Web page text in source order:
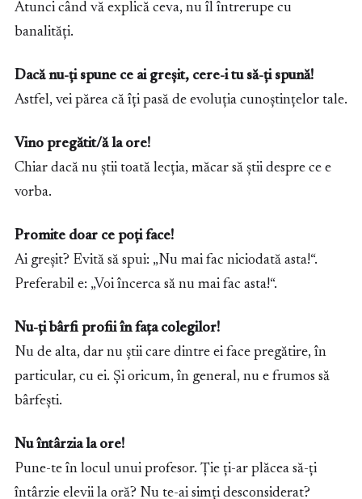
Atunci când vă explică ceva, nu îl întrerupe cu
banalități.
Dacă nu-ți spune ce ai greșit, cere-i tu să-ți spună!
Astfel, vei părea că îți pasă de evoluția cunoștințelor tale.
Vino pregătit/ă la ore!
Chiar dacă nu știi toată lecția, măcar să știi despre ce e
vorba.
Promite doar ce poți face!
Ai greșit? Evită să spui: „Nu mai fac niciodată asta!“.
Preferabil e: „Voi încerca să nu mai fac asta!“.
Nu-ți bârfi profii în fața colegilor!
Nu de alta, dar nu știi care dintre ei face pregătire, în
particular, cu ei. Și oricum, în general, nu e frumos să
bârfești.
Nu întârzia la ore!
Pune-te în locul unui profesor. Ție ți-ar plăcea să-ți
întârzie elevii la oră? Nu te-ai simți desconsiderat?